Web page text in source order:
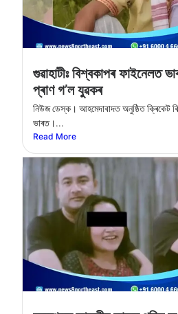
গুৱাহাটীঃ বিশ্বকাপৰ ফাইনেলত
প্ৰাণ গ’ল যুৱকৰ
নিউজ ডেস্ক। আহমেদাবাদত অনুষ্ঠিত ক্ৰিকেট
ভাৰত।...
Read More